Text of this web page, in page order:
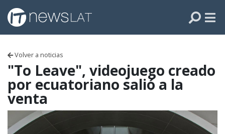
Skip to content
Volver a noticias
"To Leave", videojuego creado
por ecuatoriano salió a la
venta
VENEZUELA
ECUADOR